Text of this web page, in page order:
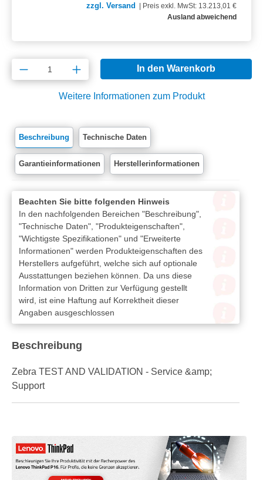
zzgl. Versand
Preis exkl. MwSt: 13.213,01 €
Ausland abweichend
Produkt Anzahl: Gib den gewünschten
In den Warenkorb
Weitere Informationen zum Produkt
Beschreibung Technische Daten
Garantieinformationen Herstellerinformationen
Beachten Sie bitte folgenden Hinweis
In den nachfolgenden Bereichen "Beschreibung",
"Technische Daten", "Produkteigenschaften",
"Wichtigste Spezifikationen" und "Erweiterte
Informationen" werden Produkteigenschaften des
Herstellers aufgeführt, welche sich auf optionale
Ausstattungen beziehen können. Da uns diese
Information von Dritten zur Verfügung gestellt
wird, ist eine Haftung auf Korrektheit dieser
Angaben ausgeschlossen
Beschreibung
Zebra TEST AND VALIDATION - Service &amp;
Support